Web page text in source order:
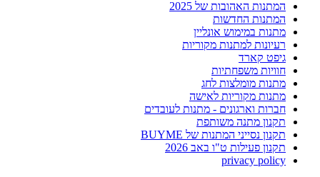
המתנות האהובות של 2025
המתנות החדשות
מתנות במימוש אונליין
רעיונות למתנות מקוריות
גיפט קארד
חוויות משפחתיות
מתנות מומלצות לחג
מתנות מקוריות לאישה
חברות וארגונים - מתנות לעובדים
תקנון מתנה משותפת
תקנון נסייני המתנות של BUYME
תקנון פעילות ט"ו באב 2026
privacy policy